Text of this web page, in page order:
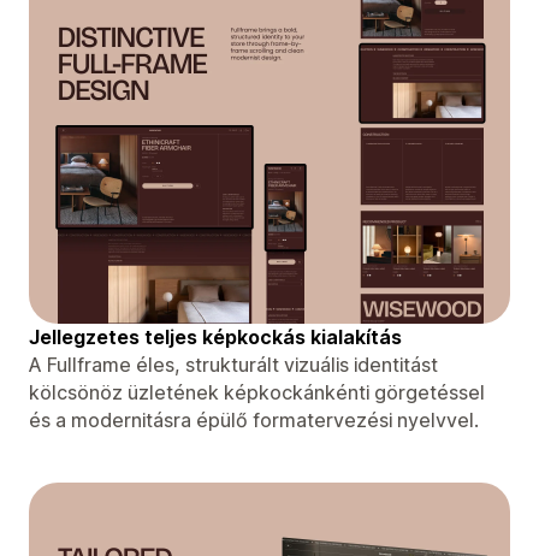
Jellegzetes teljes képkockás kialakítás
A Fullframe éles, strukturált vizuális identitást
kölcsönöz üzletének képkockánkénti görgetéssel
és a modernitásra épülő formatervezési nyelvvel.